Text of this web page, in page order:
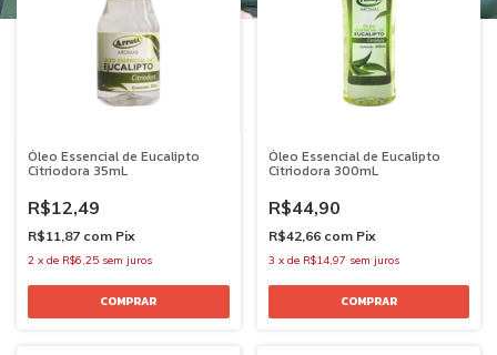
Óleo Essencial de Eucalipto
Citriodora 35mL
R$12,49
R$11,87 com Pix
2 x de R$6,25 sem juros
Óleo Essencial de Eucalipto
Citriodora 300mL
R$44,90
R$42,66 com Pix
3 x de R$14,97 sem juros